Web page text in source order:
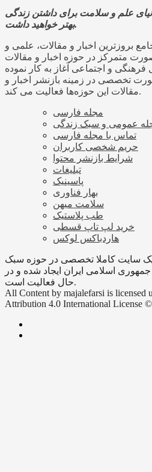
علم و سلامت برای داشتن زندگی
بهتر خواهید داشت.
بروزترین اخبار و مقالات، علمی و
از سال ۱۳۹۵ به صورت متمرکز در حوزه اخبار و مقالات
و اجتماعی آغاز به کار نموده
تخصصی در زمینه بازنشر اخبار و
مقالات این حوزه‌ها فعالیت می کند.
مجله فارسی
عمومی و سبک زندگی
تماس با مجله فارسی
حریم شخصی کاربران
شرایط بازنشر محتوا
تبلیغات
پاسینیک
بهار فناوری
سلامت میهن
طب پلاستیک
خرید لپ تاپ قسطی
هاردباکس لوکس
سایت کاملا تخصصی در حوزه سبک
اسلامی ایران ایجاد شده و در
حال فعالیت است.
All Content by majalefarsi is licensed
Attribution 4.0 International License ©️